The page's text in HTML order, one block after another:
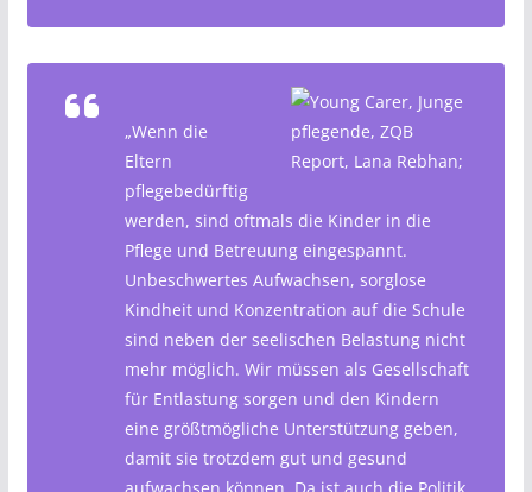
„Wenn die
Eltern
pflegebedürftig
werden, sind oftmals die Kinder in die
Pflege und Betreuung eingespannt.
Unbeschwertes Aufwachsen, sorglose
Kindheit und Konzentration auf die Schule
sind neben der seelischen Belastung nicht
mehr möglich. Wir müssen als Gesellschaft
für Entlastung sorgen und den Kindern
eine größtmögliche Unterstützung geben,
damit sie trotzdem gut und gesund
aufwachsen können. Da ist auch die Politik